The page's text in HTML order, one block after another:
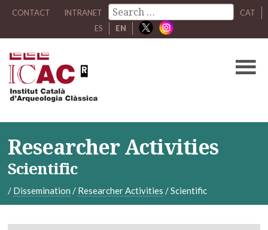
CONTACT INTRANET
CAT
ES
EN
Researcher Activities
Scientific
/ Dissemination / Researcher Activities /Scientific